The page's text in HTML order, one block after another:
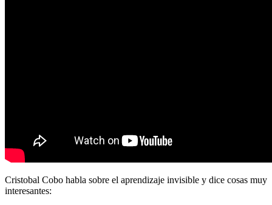
Cristobal Cobo habla sobre el aprendizaje invisible y dice cosas muy
interesantes: